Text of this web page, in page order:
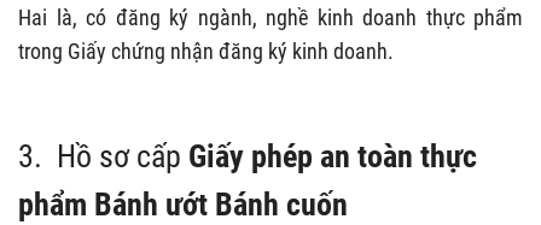
Hai là, có đăng ký ngành, nghề kinh doanh thực phẩm
trong Giấy chứng nhận đăng ký kinh doanh.
3. Hồ sơ cấp Giấy phép an toàn thực
phẩm Bánh ướt Bánh cuốn